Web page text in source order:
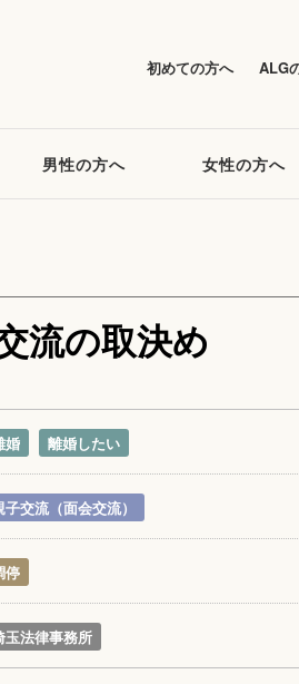
初めての方へ ALG
男性の方へ 女性の方へ
流の取決め
婚 離婚したい
子交流（面会交流）
停
玉法律事務所